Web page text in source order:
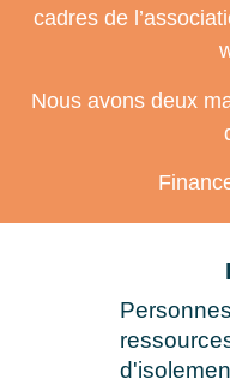
cadres de
Nous avons deux